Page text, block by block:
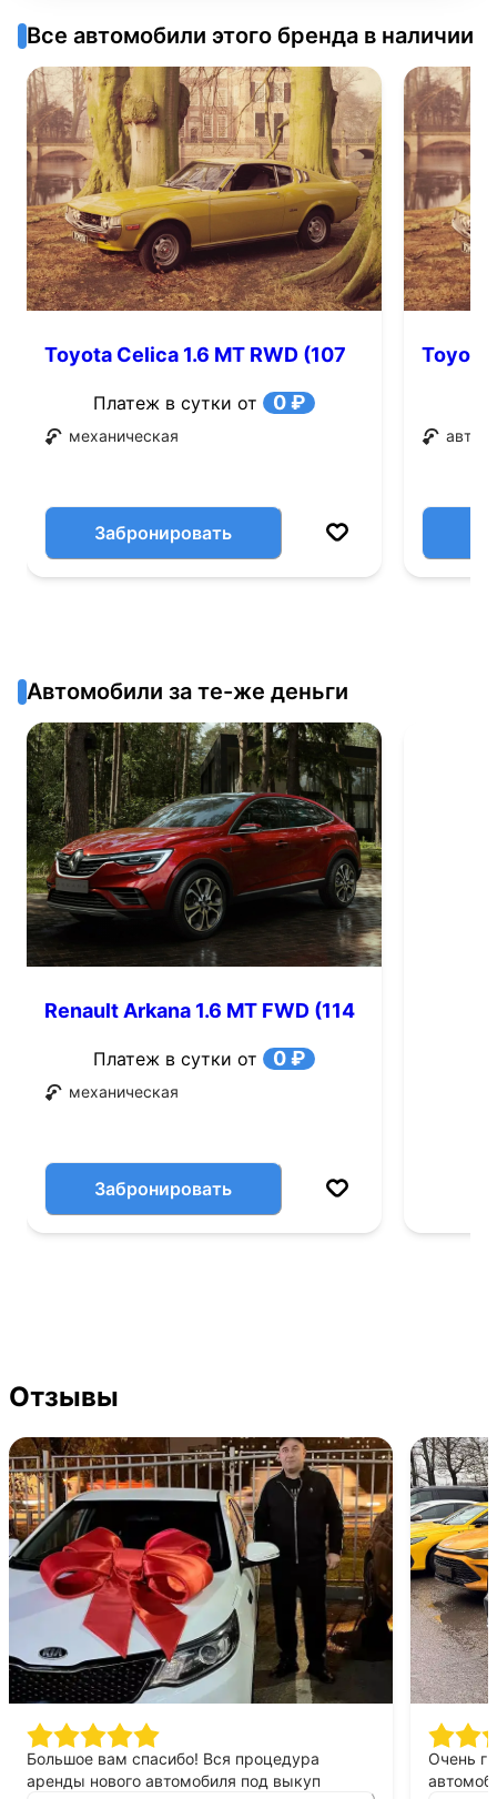
Все автомобили этого бренда в наличии
Toyota Celica 1.6 MT RWD (107
Платеж в сутки от 0 ₽
механическая
Забронировать
Toyota
Автомобили за те-же деньги
Renault Arkana 1.6 MT FWD (114
Платеж в сутки от 0 ₽
механическая
Забронировать
Отзывы
Большое вам спасибо! Вся процедура
аренды нового автомобиля под выкуп
Очень